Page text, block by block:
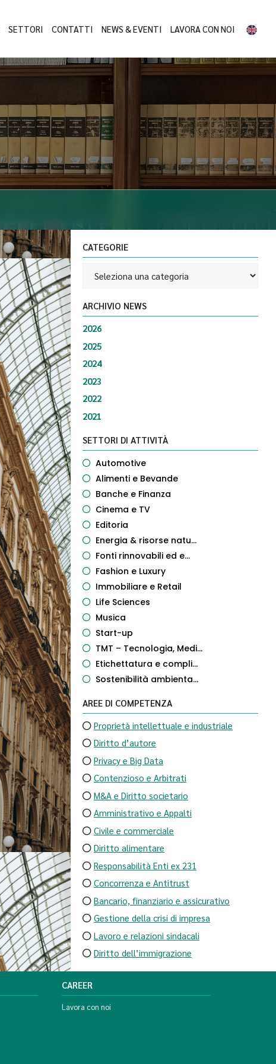
SETTORI CONTATTI NEWS & EVENTI LAVORA CON NOI
CATEGORIE
ARCHIVIO NEWS
2026
2025
2024
2023
2022
2021
SETTORI DI ATTIVITÀ
Automotive
Alimenti e Bevande
Banche e Finanza
Cinema e TV
Editoria
Energia & risorse natu...
Fonti rinnovabili ed e...
Fashion e Luxury
Immobiliare e Retail
Life Sciences
Musica
Start-up
TMT – Tecnologia, Medi...
Etichettatura e compli...
Sostenibilità ambienta...
AREE DI COMPETENZA
Proprietà intellettuale e industriale
Diritto d’autore
Privacy e Big Data
Contenzioso e Arbitrati
M&A e Diritto societario
Amministrativo e Appalti
Civile e commerciale
Diritto alimentare
Responsabilità Enti ex 231
Concorrenza e Antitrust
Bancario, finanziario e assicurativo
Gestione della crisi di impresa
Lavoro e relazioni sindacali
Diritto dell’immigrazione
CAREER
Lavora con noi